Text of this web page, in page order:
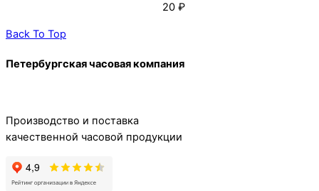
20 ₽
Back To Top
Петербургская часовая компания
Производство и поставка
качественной часовой продукции